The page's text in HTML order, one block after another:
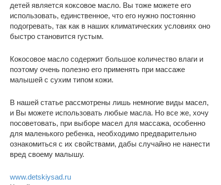
детей является коксовое масло. Вы тоже можете его
использовать, единственное, что его нужно постоянно
подогревать, так как в наших климатических условиях оно
быстро становится густым.
Кокосовое масло содержит большое количество влаги и
поэтому очень полезно его применять при массаже
малышей с сухим типом кожи.
В нашей статье рассмотрены лишь немногие виды масел,
и Вы можете использовать любые масла. Но все же, хочу
посоветовать, при выборе масел для массажа, особенно
для маленького ребенка, необходимо предварительно
ознакомиться с их свойствами, дабы случайно не нанести
вред своему малышу.
www.detskiysad.ru